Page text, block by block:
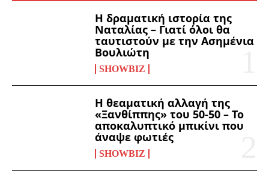
Η δραματική ιστορία της
Ναταλίας – Γιατί όλοι θα
ταυτιστούν με την Ασημένια
Βουλιώτη
SHOWBIZ
Η θεαματική αλλαγή της
«Ξανθίππης» του 50-50 – Το
αποκαλυπτικό μπικίνι που
άναψε φωτιές
SHOWBIZ